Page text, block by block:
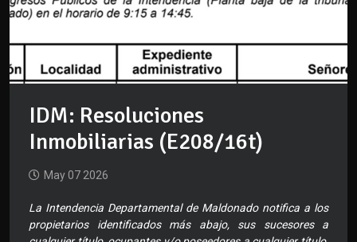
IDM: Resoluciones
Inmobiliarias (E208/16t)
May 07 2026
La Intendencia Departamental de Maldonado notifica a los
propietarios identificados más abajo, sus sucesores a